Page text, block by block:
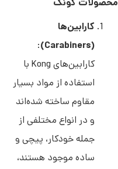
محصولات کونگ
کارابین‌ها
(Carabiners)
:
کارابین‌های Kong با
استفاده از مواد بسیار
مقاوم ساخته شده‌اند
و در انواع مختلفی از
جمله خودکار، پیچی و
ساده موجود هستند،